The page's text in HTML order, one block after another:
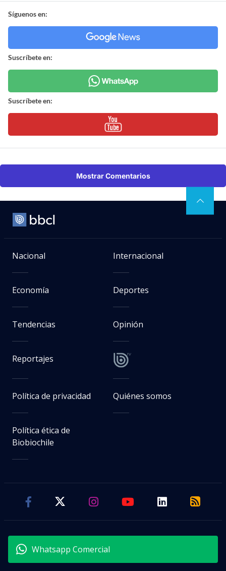
Síguenos en:
Suscríbete en:
Suscríbete en:
Mostrar Comentarios
Nacional Internacional
Economía Deportes
Tendencias Opinión
Reportajes
Política de privacidad Quiénes somos
Política ética de
Biobiochile
Whatsapp Comercial